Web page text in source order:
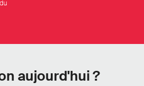
aujourd'hui ?